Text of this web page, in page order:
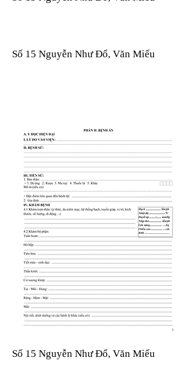
Số 15 Nguyễn Như Đổ, Văn Miếu
Số 15 Nguyễn Như Đổ, Văn Miếu